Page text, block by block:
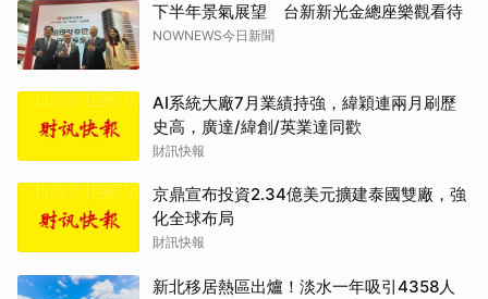
下半年景氣展望 台新新光金總座樂觀看待
NOWNEWS今日新聞
AI系統大廠7月業績持強，緯穎連兩月刷歷
史高，廣達/緯創/英業達同歡
財訊快報
京鼎宣布投資2.34億美元擴建泰國雙廠，強
化全球布局
財訊快報
新北移居熱區出爐！淡水一年吸引4358人